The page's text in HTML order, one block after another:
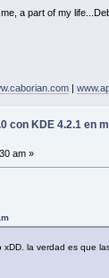
a part of my
|
con KDE 4.2.1 en
am »
la verdad es que